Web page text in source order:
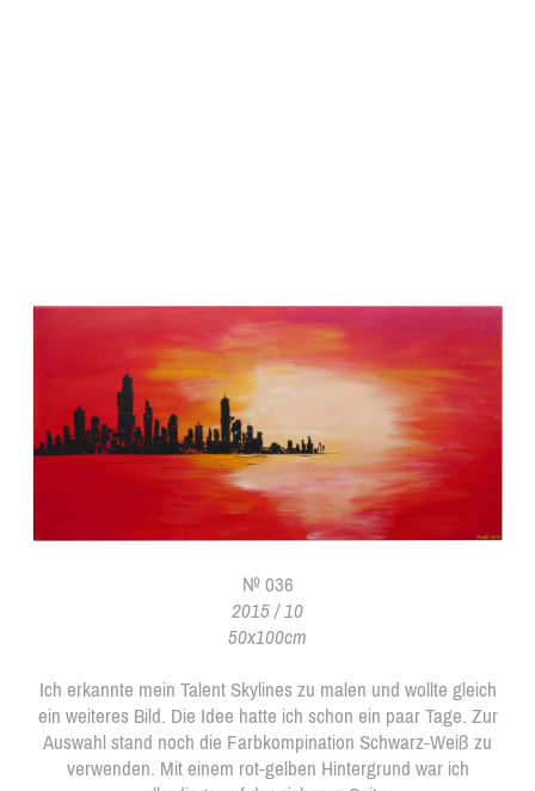
№ 036
2015 / 10
50x100cm
Ich erkannte mein Talent Skylines zu malen und wollte gleich
ein weiteres Bild. Die Idee hatte ich schon ein paar Tage. Zur
Auswahl stand noch die Farbkompination Schwarz-Weiß zu
verwenden. Mit einem rot-gelben Hintergrund war ich